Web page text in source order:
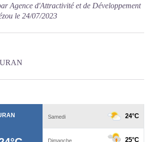
Agence d'Attractivité et de Développement
le 24/07/2023